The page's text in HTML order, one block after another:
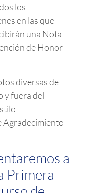
los
en las que
una Nota
de Honor
diversas de
y fuera del
Agradecimiento
a
Primera